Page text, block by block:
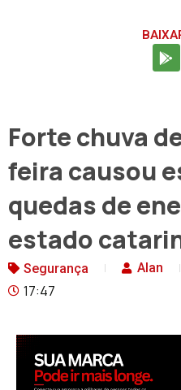
Forte chuva
feira causou
quedas de
estado
Segurança Alan
17:47